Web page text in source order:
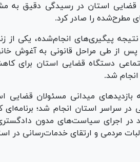
قضایی استان در رسیدگی دقیق به
مطرح‌شده را صادر کرد.
پیگیری‌های انجام‌شده، یکی از
پس از طی مراحل قانونی به آغوش
دستگاه قضایی استان برای
انجام شد.
بازدید‌های میدانی مسئولان قضایی
سراسر استان انجام شد؛
در اجرای سیاست‌های مدون
مردمی و ارتقای خدمات‌رسانی در